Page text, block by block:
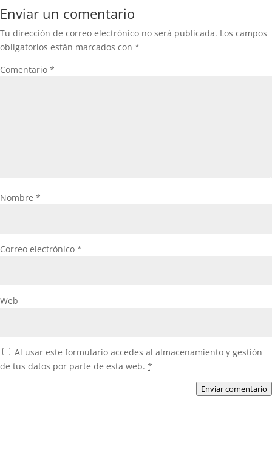
Enviar un comentario
Tu dirección de correo electrónico no será publicada. Los campos
obligatorios están marcados con *
Comentario *
Nombre *
Correo electrónico *
Web
Al usar este formulario accedes al almacenamiento y gestión
de tus datos por parte de esta web. *
Enviar comentario